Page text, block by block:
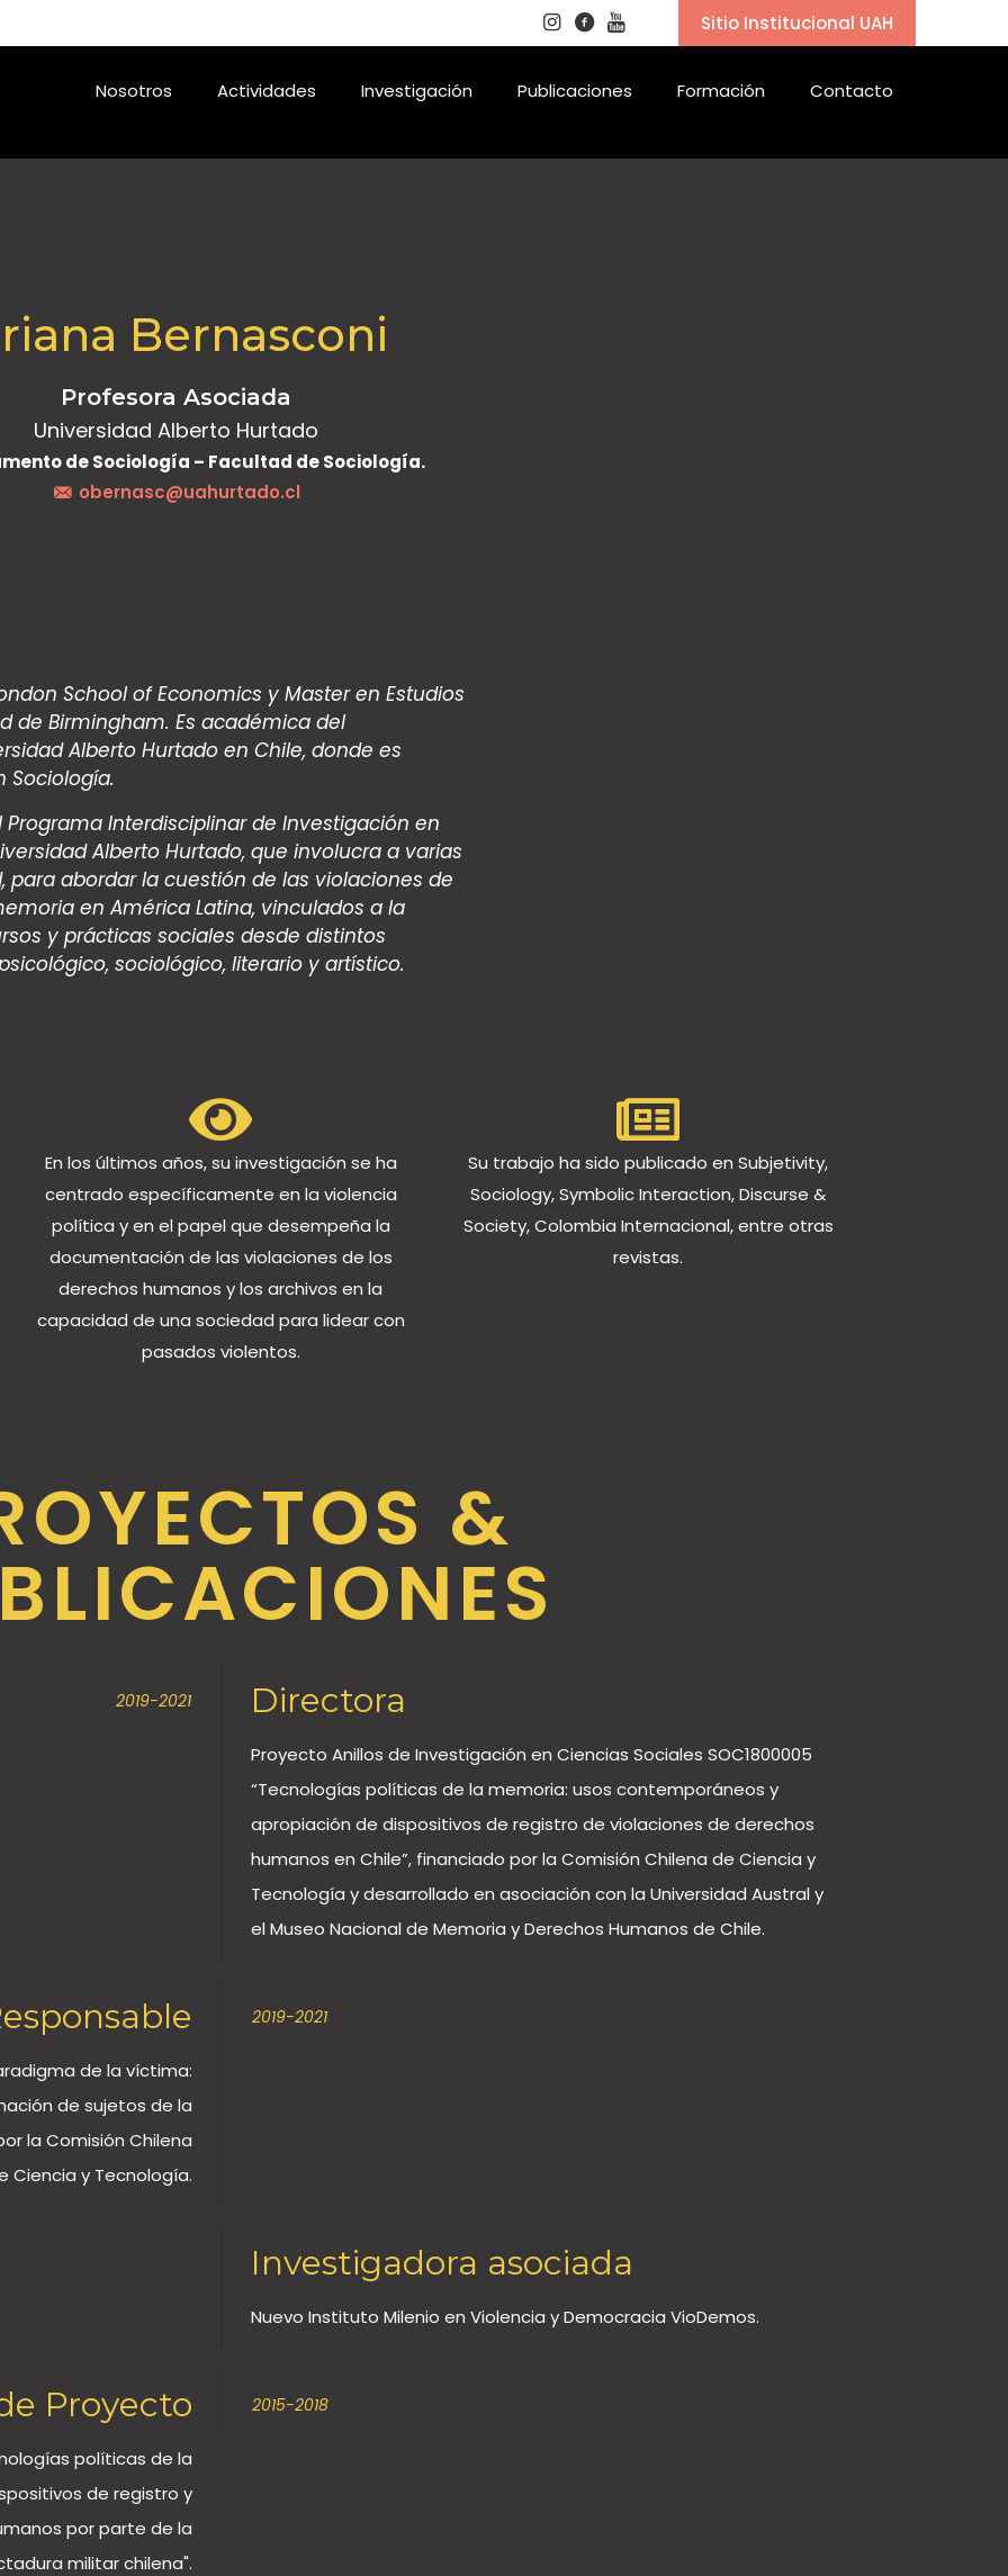
Sitio Institucional UAH
Nosotros Actividades Investigación Publicaciones Formación Contacto
Bernasconi
Profesora Asociada
Universidad Alberto Hurtado
de Sociología – Facultad de Sociología.
obernasc@uahurtado.cl
School of Economics y Master en Estudios
de Birmingham. Es académica del
Alberto Hurtado en Chile, donde es
Sociología.
Interdisciplinar de Investigación en
Alberto Hurtado, que involucra a varias
abordar la cuestión de las violaciones de
en América Latina, vinculados a la
y prácticas sociales desde distintos
sociológico, literario y artístico.
En los últimos años, su investigación se ha
centrado específicamente en la violencia
política y en el papel que desempeña la
documentación de las violaciones de los
derechos humanos y los archivos en la
capacidad de una sociedad para lidear con
pasados violentos.
Su trabajo ha sido publicado en Subjetivity,
Sociology, Symbolic Interaction, Discurse &
Society, Colombia Internacional, entre otras
revistas.
&
2019-2021 Directora
Proyecto Anillos de Investigación en Ciencias Sociales SOC1800005
“Tecnologías políticas de la memoria: usos contemporáneos y
apropiación de dispositivos de registro de violaciones de derechos
humanos en Chile”, financiado por la Comisión Chilena de Ciencia y
Tecnología y desarrollado en asociación con la Universidad Austral y
el Museo Nacional de Memoria y Derechos Humanos de Chile.
2019-2021
de la víctima:
de sujetos de la
la Comisión Chilena
Ciencia y Tecnología.
Investigadora asociada
Nuevo Instituto Milenio en Violencia y Democracia VioDemos.
2015-2018
Proyecto
políticas de la
de registro y
por parte de la
militar chilena".